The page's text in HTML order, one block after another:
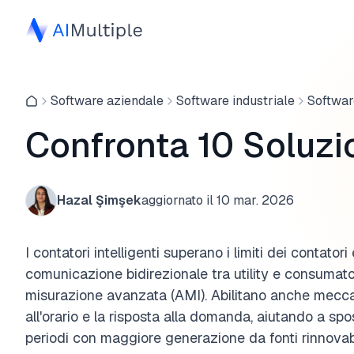
Software aziendale Software industriale
Confronta 10
Hazal Şimşekaggiornato il10 mar. 2026
I contatori intelligenti superano i limiti dei
comunicazione bidirezionale tra utility e
misurazione avanzata (AMI). Abilitano anche
all'orario e la risposta alla domanda, aiutando a
periodi con maggiore generazione da fonti